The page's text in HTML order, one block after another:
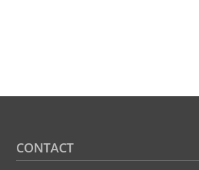
CONTACT